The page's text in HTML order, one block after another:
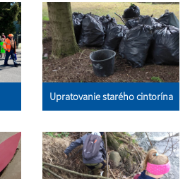
Upratovanie starého cintorína